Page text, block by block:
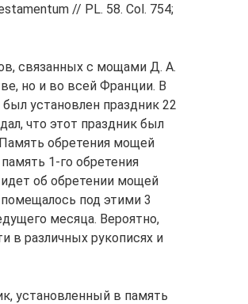
// PL. 58. Col. 754;
связанных с мощами Д. А.
но и во всей Франции. В
установлен праздник 22
что этот праздник был
обретения мощей
1-го обретения
об обретении мощей
под этими 3
месяца. Вероятно,
в различных рукописях и
установленный в память